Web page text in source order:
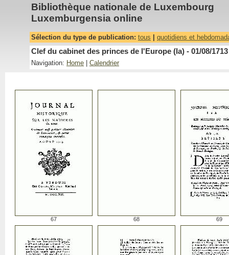
Bibliothèque nationale de Luxembourg
Luxemburgensia online
Sélection du type de publication: tous quotidiens et
Clef du cabinet des princes de l'Europe (la) - 01/08/1713
Navigation: Home Calendrier
67 68 69